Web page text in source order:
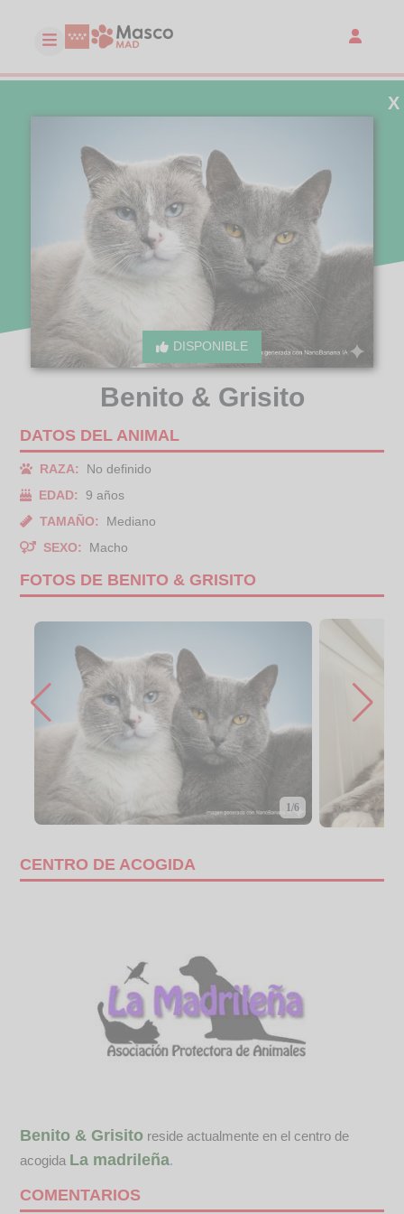
DISPONIBLE
X
Benito & Grisito
DATOS DEL ANIMAL
RAZA:
No definido
EDAD:
9 años
TAMAÑO:
Mediano
SEXO:
Macho
FOTOS DE BENITO & GRISITO
1/6
CENTRO DE ACOGIDA
Benito & Grisito reside actualmente en el centro de
acogida La madrileña.
COMENTARIOS